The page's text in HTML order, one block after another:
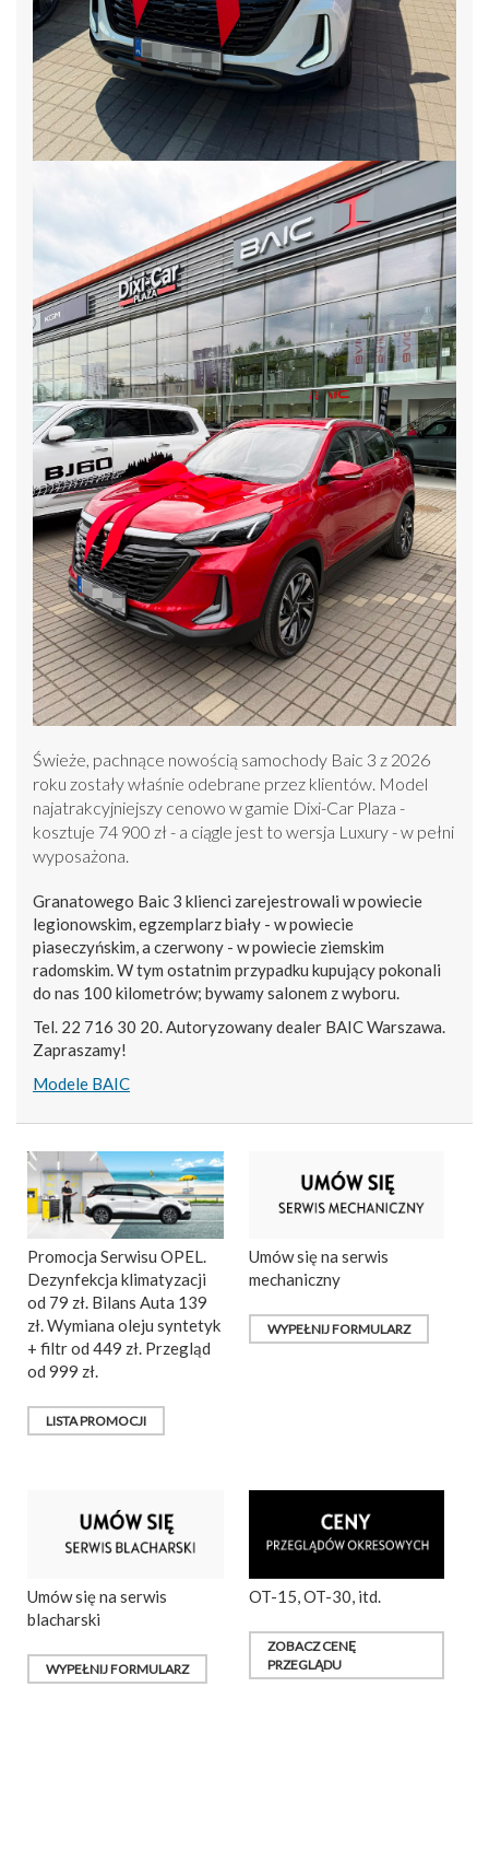
Świeże, pachnące nowością samochody Baic 3 z 2026
roku zostały właśnie odebrane przez klientów. Model
najatrakcyjniejszy cenowo w gamie Dixi-Car Plaza -
kosztuje 74 900 zł - a ciągle jest to wersja Luxury - w pełni
wyposażona.
Granatowego Baic 3 klienci zarejestrowali w powiecie
legionowskim, egzemplarz biały - w powiecie
piaseczyńskim, a czerwony - w powiecie ziemskim
radomskim. W tym ostatnim przypadku kupujący pokonali
do nas 100 kilometrów; bywamy salonem z wyboru.
Tel. 22 716 30 20. Autoryzowany dealer BAIC Warszawa.
Zapraszamy!
Modele BAIC
Promocja Serwisu OPEL.
Dezynfekcja klimatyzacji
od 79 zł. Bilans Auta 139
zł. Wymiana oleju syntetyk
+ filtr od 449 zł. Przegląd
od 999 zł.
LISTA PROMOCJI
Umów się na serwis
mechaniczny
WYPEŁNIJ FORMULARZ
Umów się na serwis
blacharski
WYPEŁNIJ FORMULARZ
OT-15, OT-30, itd.
ZOBACZ CENĘ
PRZEGLĄDU